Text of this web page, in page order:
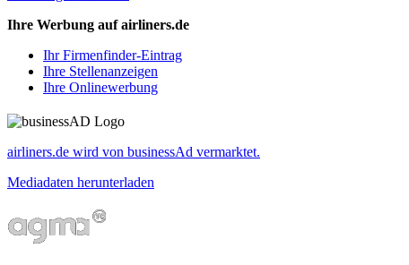
Ihre Werbung auf airliners.de
Ihr Firmenfinder-Eintrag
Ihre Stellenanzeigen
Ihre Onlinewerbung
airliners.de wird von businessAd vermarktet.
Mediadaten herunterladen